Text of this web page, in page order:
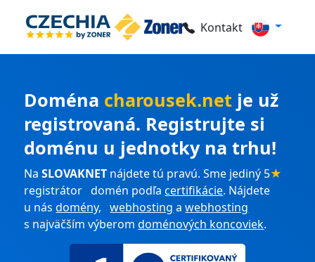
Kontakt
Doména charousek.net je už
registrovaná. Registrujte si
doménu u jednotky na trhu!
NaSLOVAKNET nájdete tú pravú. Sme jediný 5★
registrátor domén podľacertifikácie. Nájdete
u násdomény,webhosting awebhosting
s najväčším výberomdoménových koncoviek.